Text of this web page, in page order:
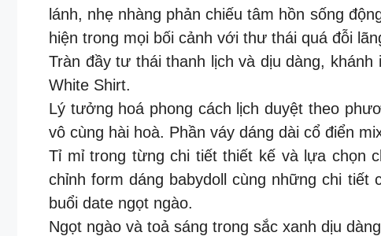
lánh, nhẹ nhàng phản chiếu tâm hồn sống
hiện trong mọi bối cảnh với thư thái quá đỗi
Tràn đầy tư thái thanh lịch và dịu dàng,
White Shirt.
Lý tưởng hoá phong cách lịch duyệt theo
vô cùng hài hoà. Phần váy dáng dài cổ điển
Tỉ mỉ trong từng chi tiết thiết kế và lựa chọn
chỉnh form dáng babydoll cùng những chi
buổi date ngọt ngào.
Ngọt ngào và toả sáng trong sắc xanh dịu